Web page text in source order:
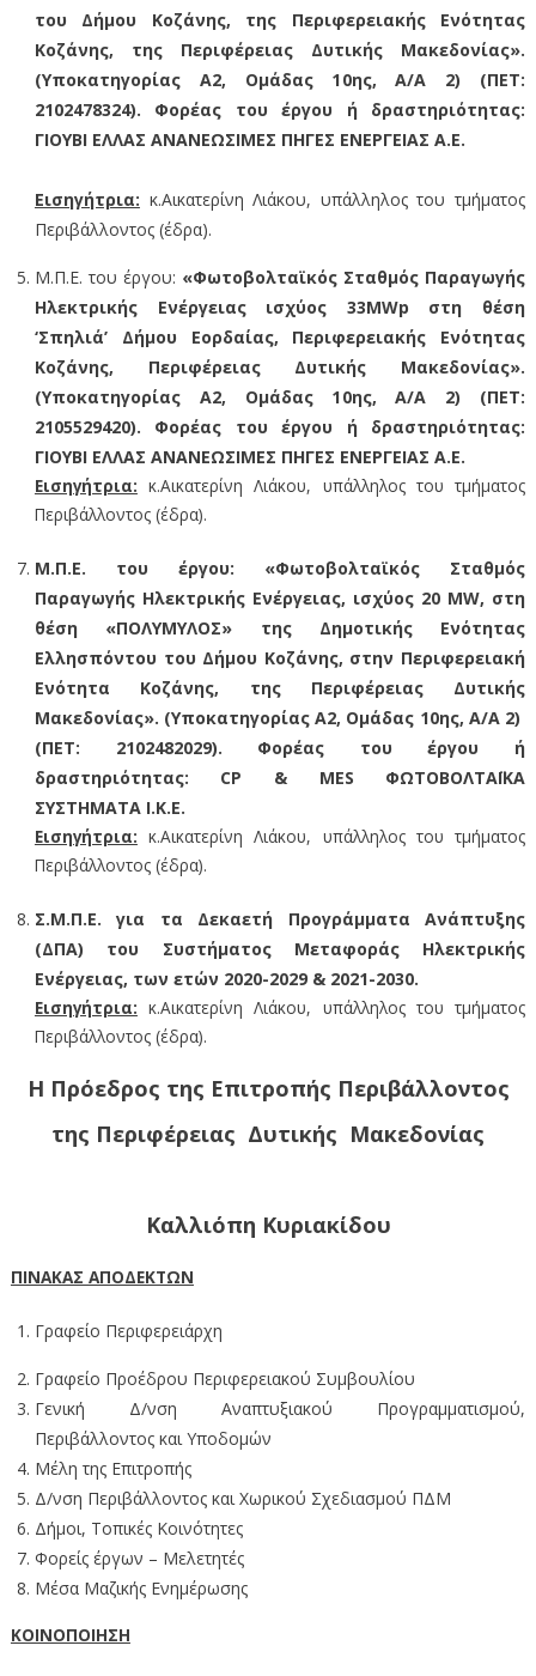
του Δήμου Κοζάνης, της Περιφερειακής Ενότητας
Κοζάνης, της Περιφέρειας Δυτικής Μακεδονίας».
(Υποκατηγορίας Α2, Ομάδας 10ης, Α/Α 2) (ΠΕΤ:
2102478324). Φορέας του έργου ή δραστηριότητας:
ΓΙΟΥΒΙ ΕΛΛΑΣ ΑΝΑΝΕΩΣΙΜΕΣ ΠΗΓΕΣ ΕΝΕΡΓΕΙΑΣ Α.Ε.
Εισηγήτρια: κ.Αικατερίνη Λιάκου, υπάλληλος του τμήματος
Περιβάλλοντος (έδρα).
Μ.Π.Ε. του έργου: «Φωτοβολταϊκός Σταθμός Παραγωγής
Ηλεκτρικής Ενέργειας ισχύος 33MWp στη θέση
‘Σπηλιά’ Δήμου Εορδαίας, Περιφερειακής Ενότητας
Κοζάνης, Περιφέρειας Δυτικής Μακεδονίας».
(Υποκατηγορίας Α2, Ομάδας 10ης, Α/Α 2) (ΠΕΤ:
2105529420). Φορέας του έργου ή δραστηριότητας:
ΓΙΟΥΒΙ ΕΛΛΑΣ ΑΝΑΝΕΩΣΙΜΕΣ ΠΗΓΕΣ ΕΝΕΡΓΕΙΑΣ Α.Ε.
Εισηγήτρια: κ.Αικατερίνη Λιάκου, υπάλληλος του τμήματος
Περιβάλλοντος (έδρα).
Μ.Π.Ε. του έργου: «Φωτοβολταϊκός Σταθμός
Παραγωγής Ηλεκτρικής Ενέργειας, ισχύος 20 MW, στη
θέση «ΠΟΛΥΜΥΛΟΣ» της Δημοτικής Ενότητας
Ελλησπόντου του Δήμου Κοζάνης, στην Περιφερειακή
Ενότητα Κοζάνης, της Περιφέρειας Δυτικής
Μακεδονίας». (Υποκατηγορίας Α2, Ομάδας 10ης, Α/Α 2)
(ΠΕΤ: 2102482029). Φορέας του έργου ή
δραστηριότητας: CP & MES ΦΩΤΟΒΟΛΤΑΪΚΑ
ΣΥΣΤΗΜΑΤΑ Ι.Κ.Ε.
Εισηγήτρια: κ.Αικατερίνη Λιάκου, υπάλληλος του τμήματος
Περιβάλλοντος (έδρα).
Σ.Μ.Π.Ε. για τα Δεκαετή Προγράμματα Ανάπτυξης
(ΔΠΑ) του Συστήματος Μεταφοράς Ηλεκτρικής
Ενέργειας, των ετών 2020-2029 & 2021-2030.
Εισηγήτρια: κ.Αικατερίνη Λιάκου, υπάλληλος του τμήματος
Περιβάλλοντος (έδρα).
Η Πρόεδρος της Επιτροπής Περιβάλλοντος
της Περιφέρειας Δυτικής Μακεδονίας
Καλλιόπη Κυριακίδου
ΠΙΝΑΚΑΣ ΑΠΟΔΕΚΤΩΝ
Γραφείο Περιφερειάρχη
Γραφείο Προέδρου Περιφερειακού Συμβουλίου
Γενική Δ/νση Αναπτυξιακού Προγραμματισμού,
Περιβάλλοντος και Υποδομών
Μέλη της Επιτροπής
Δ/νση Περιβάλλοντος και Χωρικού Σχεδιασμού ΠΔΜ
Δήμοι, Τοπικές Κοινότητες
Φορείς έργων – Μελετητές
Μέσα Μαζικής Ενημέρωσης
ΚΟΙΝΟΠΟΙΗΣΗ